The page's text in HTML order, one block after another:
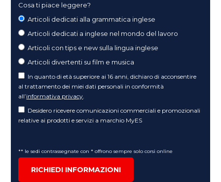
Cosa ti piace leggere?
Articoli dedicati alla grammatica inglese
Articoli dedicati a inglese nel mondo del lavoro
Articoli con tips e new sulla lingua inglese
Articoli divertenti su film e musica
In quanto di età superiore ai 16 anni, dichiaro di acconsentire
al trattamento dei miei dati personali in conformità
all’informativa privacy
Desidero ricevere comunicazioni commerciali e promozionali
relative ai prodotti e servizi a marchio MyES
** le sedi contrassegnate con * offrono sempre solo corsi online
RICHIEDI INFORMAZIONI